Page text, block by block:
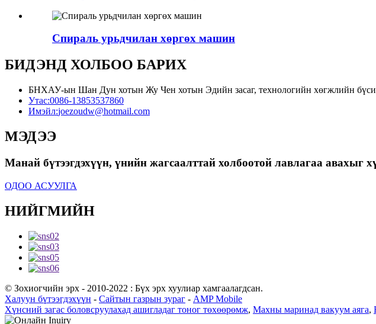
Спираль урьдчилан хөргөх машин
БИДЭНД ХОЛБОО БАРИХ
БНХАУ-ын Шан Дун хотын Жу Чен хотын Эдийн засаг, технологийн хөгжлийн
Утас:0086-13853537860
Имэйл:joezoudw@hotmail.com
МЭДЭЭ
Манай бүтээгдэхүүн, үнийн жагсаалттай холбоотой лавлагаа авахыг
ОДОО АСУУЛГА
НИЙГМИЙН
© Зохиогчийн эрх - 2010-2022 : Бүх эрх хуулиар хамгаалагдсан.
Халуун бүтээгдэхүүн - Сайтын газрын зураг - AMP Mobile
Хүнсний загас боловсруулахад ашигладаг тоног төхөөрөмж, Махны маринад вакуум аяга,